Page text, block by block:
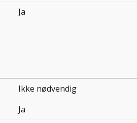
Ja
Ikke nødvendig
Ja